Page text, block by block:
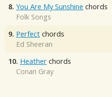
8. You Are My Sunshine chords
Folk Songs
9. Perfect chords
Ed Sheeran
10. Heather chords
Conan Gray